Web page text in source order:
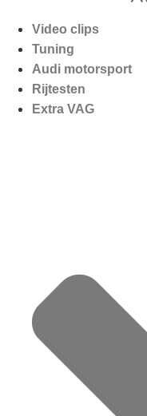
Video clips
Tuning
Audi motorsport
Rijtesten
Extra VAG